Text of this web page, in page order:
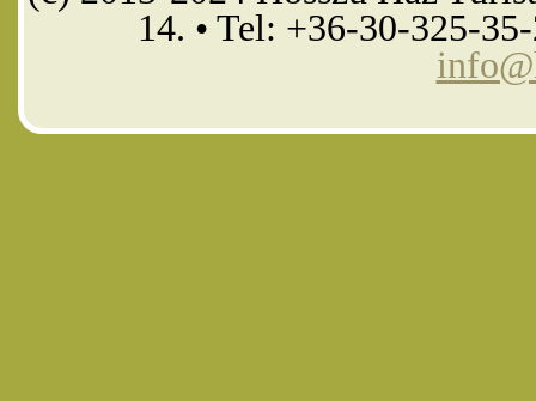
14. • Tel: +36-30-325-